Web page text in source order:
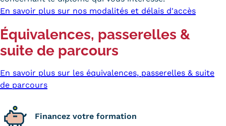
Qualiopi
En savoir plus sur nos modalités et délais d'accès
Équivalences, passerelles &
suite de parcours
En savoir plus sur les équivalences, passerelles & suite
de parcours
Financez votre formation